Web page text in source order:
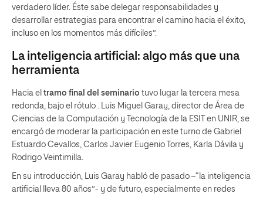
verdadero líder. Éste sabe delegar responsabilidades y
desarrollar estrategias para encontrar el camino hacia el éxito,
incluso en los momentos más difíciles”.
La inteligencia artificial: algo más que una
herramienta
Hacia el tramo final del seminario tuvo lugar la tercera mesa
redonda, bajo el rótulo . Luis Miguel Garay, director de Área de
Ciencias de la Computación y Tecnología de la ESIT en UNIR, se
encargó de moderar la participación en este turno de Gabriel
Estuardo Cevallos, Carlos Javier Eugenio Torres, Karla Dávila y
Rodrigo Veintimilla.
En su introducción, Luis Garay habló de pasado –“la inteligencia
artificial lleva 80 años”- y de futuro, especialmente en redes